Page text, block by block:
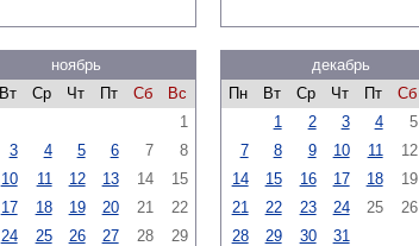
ноябрь
Вт Ср Чт Пт Сб
Вс
1
3 4 5 6 7
8
10 11 12 13 14
15
17 18 19 20 21
22
24 25 26 27 28
29
декабрь
Пн
Вт Ср Чт Пт Сб
1
2 3 4 5
7
8 9 10 11 12
14
15 16 17 18 19
21
22 23 24 25 26
28
29 30 31